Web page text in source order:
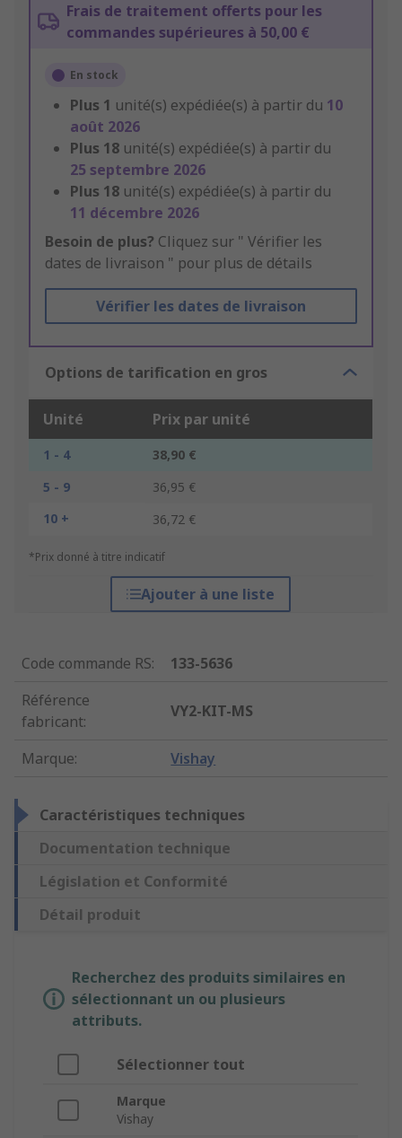
Frais de traitement offerts pour les
commandes supérieures à 50,00 €
En stock
Plus 1 unité(s) expédiée(s) à partir du 10
août 2026
Plus 18 unité(s) expédiée(s) à partir du
25 septembre 2026
Plus 18 unité(s) expédiée(s) à partir du
11 décembre 2026
Besoin de plus? Cliquez sur " Vérifier les
dates de livraison " pour plus de détails
Vérifier les dates de livraison
Options de tarification en gros
Unité Prix par unité
1 - 4
38,90 €
5 - 9
36,95 €
10 +
36,72 €
*Prix donné à titre indicatif
Ajouter à une liste
Code commande RS:
133-5636
Référence
fabricant:
VY2-KIT-MS
Marque: Vishay
Caractéristiques techniques
Documentation technique
Législation et Conformité
Détail produit
Recherchez des produits similaires en
sélectionnant un ou plusieurs
attributs.
Sélectionner tout
Marque
Vishay